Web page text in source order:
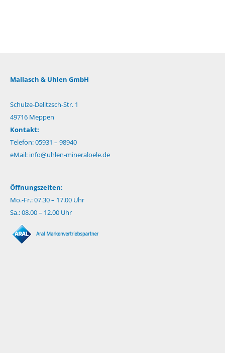
Mallasch & Uhlen GmbH
Schulze-Delitzsch-Str. 1
49716 Meppen
Kontakt:
Telefon: 05931 – 98940
eMail: info@uhlen-mineraloele.de
Öffnungszeiten:
Mo.-Fr.: 07.30 – 17.00 Uhr
Sa.: 08.00 – 12.00 Uhr